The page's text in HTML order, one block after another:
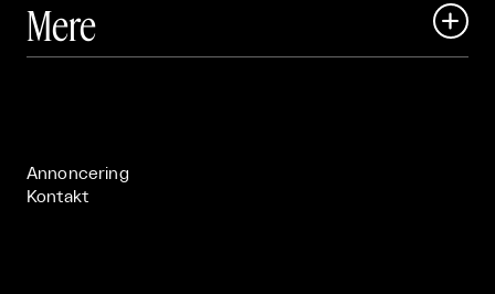
 Art Matter Festival
Mere 
Annoncering
Kontakt